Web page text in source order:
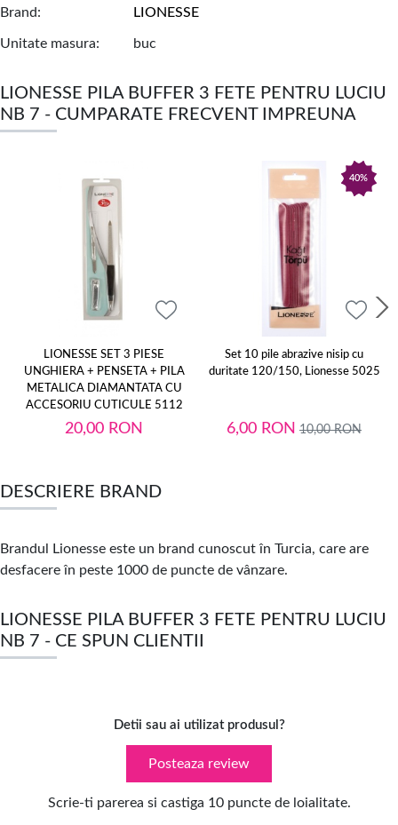
Brand LIONESSE
Unitate masura buc
LIONESSE PILA BUFFER 3 FETE PENTRU LUCIU
NB 7 - CUMPARATE FRECVENT IMPREUNA
LIONESSE SET 3 PIESE
UNGHIERA + PENSETA + PILA
METALICA DIAMANTATA CU
ACCESORIU CUTICULE 5112
20,00 RON
40%
Set 10 pile abrazive nisip cu
duritate 120/150, Lionesse 5025
6,00 RON 10,00RON
DESCRIERE BRAND
Brandul Lionesse este un brand cunoscut în Turcia, care are
desfacere în peste 1000 de puncte de vânzare.
LIONESSE PILA BUFFER 3 FETE PENTRU LUCIU
NB 7 - CE SPUN CLIENTII
Detii sau ai utilizat produsul?
Posteaza review
Scrie-ti parerea si castiga 10 puncte de loialitate.